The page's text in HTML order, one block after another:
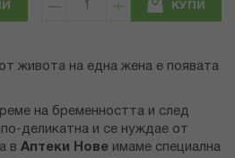
КУПИ
живота на една жена е появата
на бременността и след
деликатна и се нуждае от
в Аптеки Нове имаме специална